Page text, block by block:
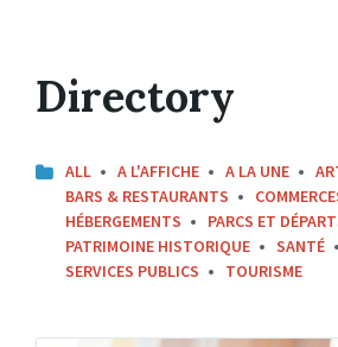
Directory
CATEGORIES:
ALL A L'AFFICHE A LA UNE
BARS & RESTAURANTS
HÉBERGEMENTS
PARCS ET
PATRIMOINE HISTORIQUE
SANTÉ
SERVICES PUBLICS
TOURISME